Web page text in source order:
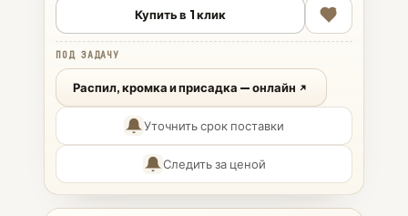
Купить в 1 клик
ПОД ЗАДАЧУ
Распил, кромка и присадка — онлайн
Уточнить срок поставки
Следить за ценой